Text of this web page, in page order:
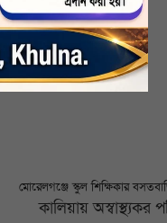
মোরেলগঞ্জে স্কুল শিক্ষিকার
কালিয়ায় অস্বাস্থ্যকর